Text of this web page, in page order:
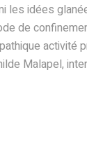
les idées
de
activité
Malapel,